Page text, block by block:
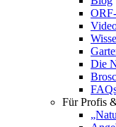
Die
Für Profis